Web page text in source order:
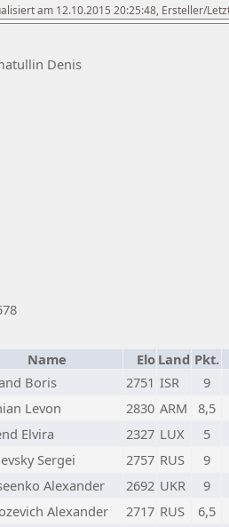
am 12.10.2015 20:25:48, Ersteller/
Denis
Name Elo Land Pkt.
Boris 2751 ISR 9
Levon 2830 ARM 8,5
Elvira 2327 LUX 5
Sergei 2757 RUS 9
Alexander 2692 UKR 9
Alexander 2717 RUS 6,5